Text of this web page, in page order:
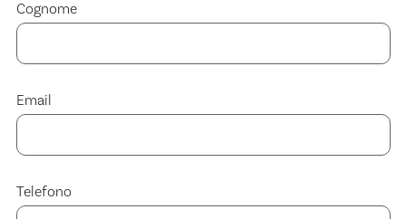
Cognome
Email
Telefono